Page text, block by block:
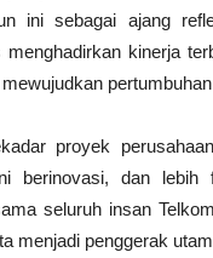
ini sebagai ajang
kinerja
proyek
berinovasi, dan
seluruh insan
menjadi penggerak